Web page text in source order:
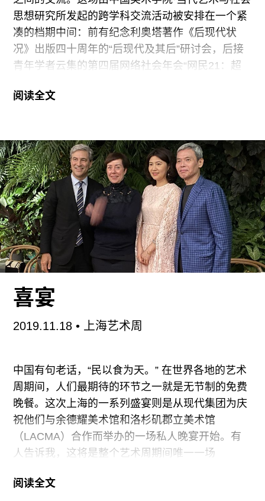
思想研究所发起的跨学科交流活动被安排在一个紧
凑的档期中间：前有纪念利奥塔著作《后现代状
况》出版四十周年的“后现代及其后”研讨会，后接
青年学者云集的第四届网络社会年会“网民21：超
“Inter-World-View”显得更加草根、甚至野生：参与
早到晚、从晨读到工作晚餐的活动安排得密密麻
麻，算下来所有与会人员要共处一室超过100个小
时，贯彻了一种当代鲜见的肉搏交友理念。
早在九月份发出的活动招募公告中，主办方就明确
提出与会人员要保证至少十天的在地参与，以确保
每个小组在完成自己为期半天的展演之余，还有九
天半的时间为其它小组充当观众。这与“后现代及其
点不谋而合；在他看来，要改变游戏规则，观众至
化逻辑发起对抗的过程中，如果想让小到体育竞
形式存在，就必须正视“游戏观众”在这一机制链中
起到的牵制作用——没有观众督导的游戏可以任意
变动规则，观众是多元世界观各自成立的前提。
在全体与会成员的见证下，“
阅读全文
喜宴
2019.11.18• 上海艺术周
中国有句老话，“民以食为天。” 在世界各地的艺术
周期间，人们最期待的环节之一就是无节制的免费
晚餐。这次上海的一系列盛宴则是从现代集团为庆
祝他们与余德耀美术馆和洛杉矶郡立美术馆
（LACMA）合作而举办的一场私人晚宴开始。有
人告诉我，这将是整个艺术周期间唯一一场
Govan）和余德耀同时出席的晚宴。
阅读全文